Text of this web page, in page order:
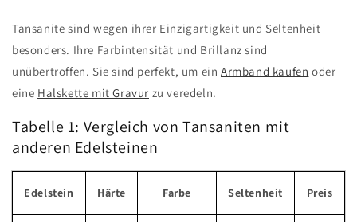
Tansanite sind wegen ihrer Einzigartigkeit und Seltenheit
besonders. Ihre Farbintensität und Brillanz sind
unübertroffen. Sie sind perfekt, um einArmband kaufen oder
eine Halskette mit Gravur zu veredeln.
Tabelle 1: Vergleich von Tansaniten mit
anderen Edelsteinen
Edelstein Härte Farbe Seltenheit Preis